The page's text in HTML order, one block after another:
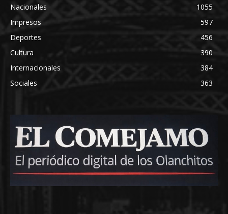
Nacionales
1055
Impresos
597
Deportes
456
Cultura
390
Internacionales
384
Sociales
363